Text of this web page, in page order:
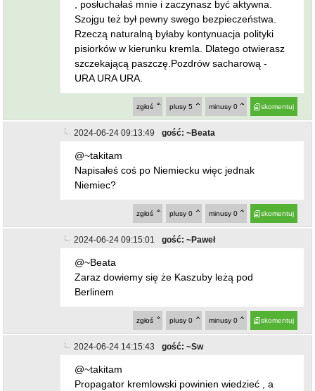
, posłuchałaś mnie i zaczynasz być aktywna.
Szojgu też był pewny swego bezpieczeństwa.
Rzeczą naturalną byłaby kontynuacja polityki
pisiorków w kierunku kremla. Dlatego otwierasz
szczekającą paszczę.Pozdrów sacharową -
URA URA URA.
skomentuj
minusy 0
plusy 5
zgłoś
2024-06-24 09:13:49 gość: ~Beata
@~takitam
Napisałeś coś po Niemiecku więc jednak
Niemiec?
skomentuj
minusy 0
plusy 0
zgłoś
2024-06-24 09:15:01 gość: ~Paweł
@~Beata
Zaraz dowiemy się że Kaszuby leżą pod
Berlinem
skomentuj
minusy 0
plusy 0
zgłoś
2024-06-24 14:15:43 gość: ~Sw
@~takitam
Propagator kremlowski powinien wiedzieć , a